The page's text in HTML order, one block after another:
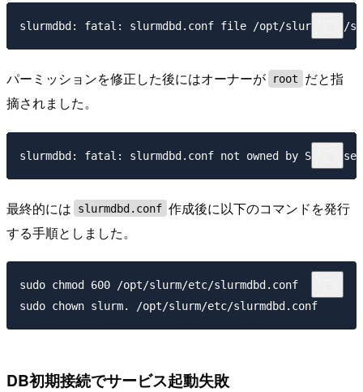
パーミッションを修正した後にはオーナーが root
だと指
摘されました。
最終的には slurmdbd.conf 作成後に以下のコマンドを発行
する手順としました。
sudo chmod 600 /opt/slurm/etc/slurmdbd.conf
DB初期接続でサービス起動失敗